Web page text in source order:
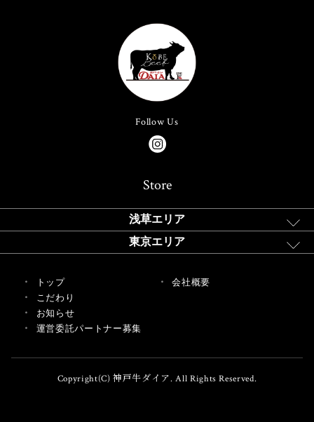
Follow Us
Store
浅草エリア
東京エリア
トップ
こだわり
お知らせ
運営委託パートナー募集
会社概要
Copyright(C) 神戸牛ダイア. All Rights Reserved.